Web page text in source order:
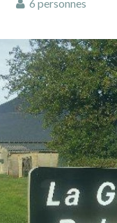
6 personnes